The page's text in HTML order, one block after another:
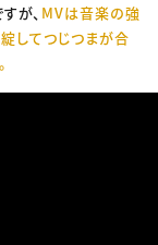
が、 MVは音楽の強
してつじつまが合